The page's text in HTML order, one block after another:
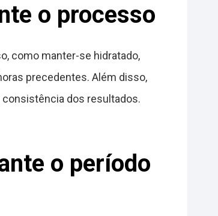
o processo
como manter-se hidratado,
precedentes. Além disso,
consistência dos resultados.
o período